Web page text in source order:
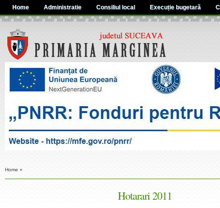
Home Administratie Consiliul local Execuție bugetară
Home »
Hotarari 2011